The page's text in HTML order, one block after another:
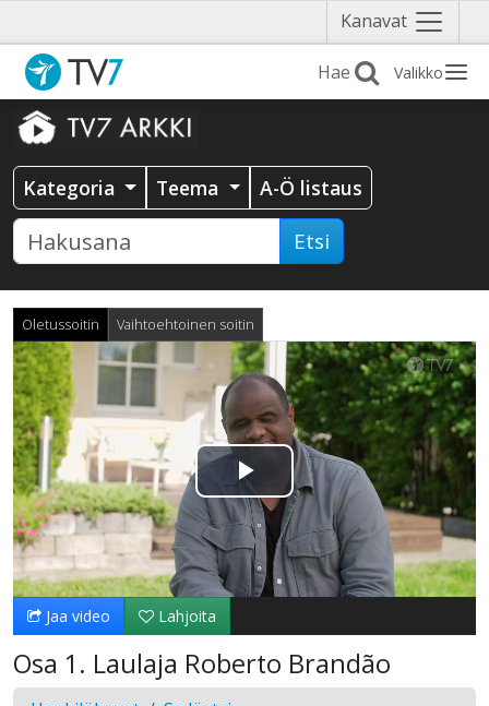
Kanavat Näytä
valikko
Valikko
Kategoria Teema A-Ö listaus
Etsi
Oletussoitin Vaihtoehtoinen soitin
Toista
Video
Jaa video Lahjoita
Osa 1. Laulaja Roberto Brandão